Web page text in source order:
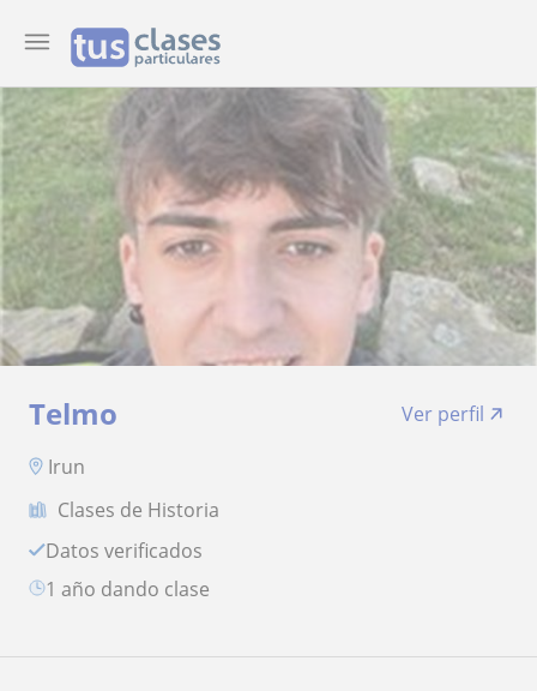
Telmo
Ver perfil
Irun
Clases de Historia
Datos verificados
1 año dando clase